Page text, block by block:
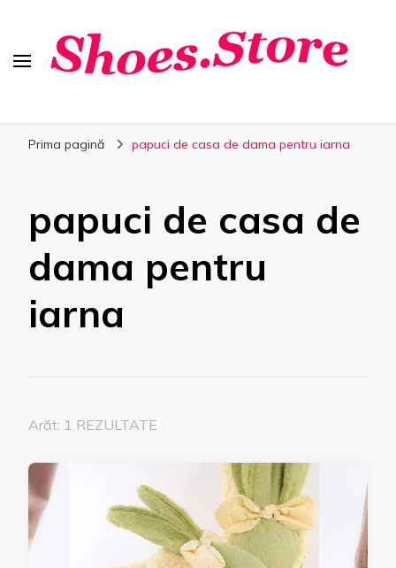
Shoes.Store.ro
Prima pagină papuci de casa de dama pentru iarna
papuci de casa de
dama pentru
iarna
Arăt: 1 REZULTATE